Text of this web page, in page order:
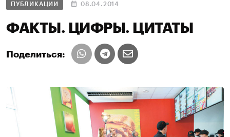
ПУБЛИКАЦИИ 08.04.2014
ФАКТЫ. ЦИФРЫ. ЦИТАТЫ
Поделиться: